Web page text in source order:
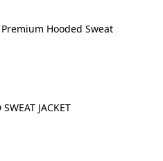
JACKET